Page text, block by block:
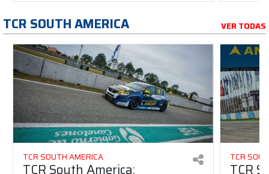
TCR SOUTH AMERICA VER TODAS
TCR SOUTH AMERICA
TCR South America:
TCR
TCR